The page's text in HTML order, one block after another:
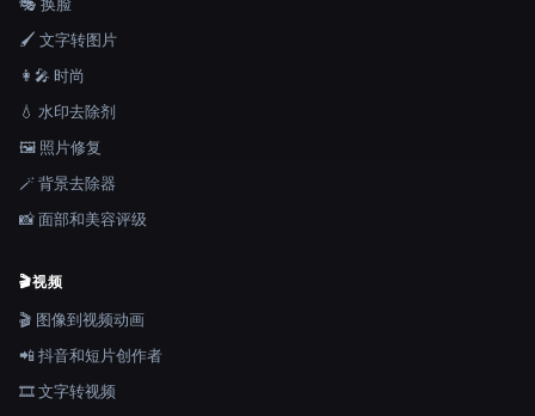
🎭 换脸
🖌️ 文字转图片
👩‍🎤 时尚
💧 水印去除剂
🖼️ 照片修复
🪄 背景去除器
📸 面部和美容评级
🎬视频
🎬 图像到视频动画
📲 抖音和短片创作者
🎞️ 文字转视频